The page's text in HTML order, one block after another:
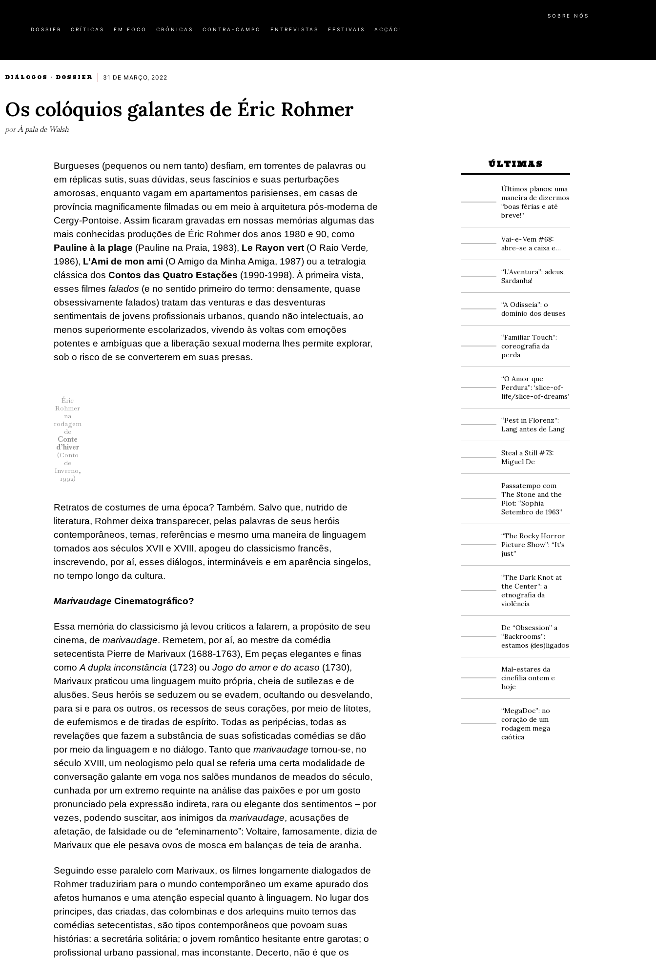
DOSSIER CRÍTICAS EM FOCO CRÓNICAS CONTRA-CAMPO ENTREVISTAS FESTIVAIS ACÇÃO!
SOBRE NÓS
DIÁLOGOS · DOSSIER 31 DE MARÇO, 2022
Os colóquios galantes de Éric Rohmer
por À pala de Walsh
Burgueses (pequenos ou nem tanto) desfiam, em torrentes de palavras ou
em réplicas sutis, suas dúvidas, seus fascínios e suas perturbações
amorosas, enquanto vagam em apartamentos parisienses, em casas de
província magnificamente filmadas ou em meio à arquitetura pós-moderna de
Cergy-Pontoise. Assim ficaram gravadas em nossas memórias algumas das
mais conhecidas produções de Éric Rohmer dos anos 1980 e 90, como
Pauline à la plage (Pauline na Praia, 1983), Le Rayon vert (O Raio Verde,
1986), L’Ami de mon ami (O Amigo da Minha Amiga, 1987) ou a tetralogia
clássica dos Contos das Quatro Estações (1990-1998). À primeira vista,
esses filmes falados (e no sentido primeiro do termo: densamente, quase
obsessivamente falados) tratam das venturas e das desventuras
sentimentais de jovens profissionais urbanos, quando não intelectuais, ao
menos superiormente escolarizados, vivendo às voltas com emoções
potentes e ambíguas que a liberação sexual moderna lhes permite explorar,
sob o risco de se converterem em suas presas.
Éric
Rohmer
na
rodagem
de
Conte
d’hiver
(Conto
de
Inverno,
1992)
Retratos de costumes de uma época? Também. Salvo que, nutrido de
literatura, Rohmer deixa transparecer, pelas palavras de seus heróis
contemporâneos, temas, referências e mesmo uma maneira de linguagem
tomados aos séculos XVII e XVIII, apogeu do classicismo francês,
inscrevendo, por aí, esses diálogos, intermináveis e em aparência singelos,
no tempo longo da cultura.
Marivaudage Cinematográfico?
Essa memória do classicismo já levou críticos a falarem, a propósito de seu
cinema, de marivaudage. Remetem, por aí, ao mestre da comédia
setecentista Pierre de Marivaux (1688-1763), Em peças elegantes e finas
como A dupla inconstância (1723) ou Jogo do amor e do acaso (1730),
Marivaux praticou uma linguagem muito própria, cheia de sutilezas e de
alusões. Seus heróis se seduzem ou se evadem, ocultando ou desvelando,
para si e para os outros, os recessos de seus corações, por meio de lítotes,
de eufemismos e de tiradas de espírito. Todas as peripécias, todas as
revelações que fazem a substância de suas sofisticadas comédias se dão
por meio da linguagem e no diálogo. Tanto que marivaudage tornou-se, no
século XVIII, um neologismo pelo qual se referia uma certa modalidade de
conversação galante em voga nos salões mundanos de meados do século,
cunhada por um extremo requinte na análise das paixões e por um gosto
pronunciado pela expressão indireta, rara ou elegante dos sentimentos – por
vezes, podendo suscitar, aos inimigos da marivaudage, acusações de
afetação, de falsidade ou de “efeminamento”: Voltaire, famosamente, dizia de
Marivaux que ele pesava ovos de mosca em balanças de teia de aranha.
Seguindo esse paralelo com Marivaux, os filmes longamente dialogados de
Rohmer traduziriam para o mundo contemporâneo um exame apurado dos
afetos humanos e uma atenção especial quanto à linguagem. No lugar dos
príncipes, das criadas, das colombinas e dos arlequins muito ternos das
comédias setecentistas, são tipos contemporâneos que povoam suas
histórias: a secretária solitária; o jovem romântico hesitante entre garotas; o
profissional urbano passional, mas inconstante. Decerto, não é que os
ÚLTIMAS
Últimos planos: uma
maneira de dizermos
“boas férias e até
breve!”
Vai~e~Vem #68:
abre-se a caixa e…
“L’Aventura”: adeus,
Sardanha!
“A Odisseia”: o
domínio dos deuses
“Familiar Touch”:
coreografia da
perda
“O Amor que
Perdura”: ‘slice-of-
life/slice-of-dreams’
“Pest in Florenz”:
Lang antes de Lang
Steal a Still #73:
Miguel De
Passatempo com
The Stone and the
Plot: “Sophia
Setembro de 1963”
“The Rocky Horror
Picture Show”: “It’s
just”
“The Dark Knot at
the Center”: a
etnografia da
violência
De “Obsession” a
“Backrooms”:
estamos (des)ligados
Mal-estares da
cinefilia ontem e
hoje
“MegaDoc”: no
coração de um
rodagem mega
caótica